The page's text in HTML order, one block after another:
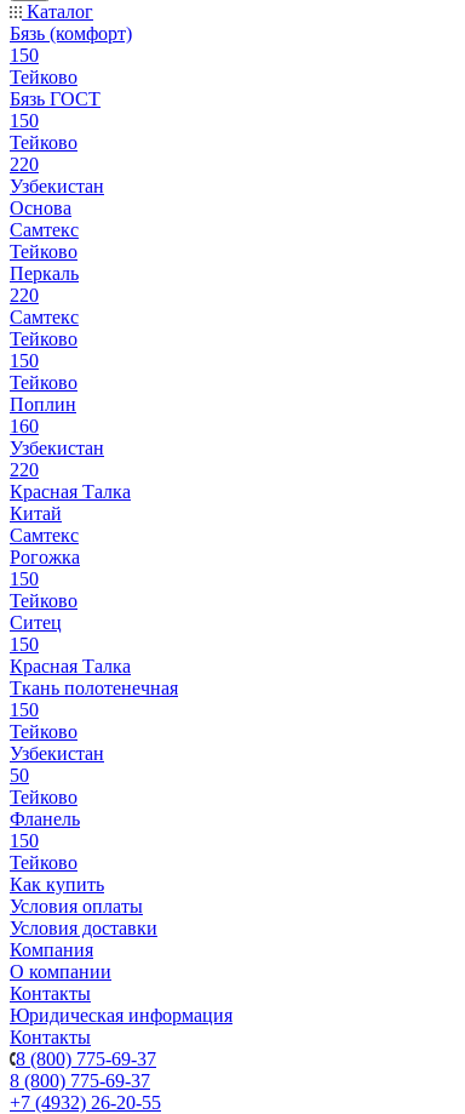
Каталог
Бязь (комфорт)
150
Тейково
Бязь ГОСТ
150
Тейково
220
Узбекистан
Основа
Самтекс
Тейково
Перкаль
220
Самтекс
Тейково
150
Тейково
Поплин
160
Узбекистан
220
Красная Талка
Китай
Самтекс
Рогожка
150
Тейково
Ситец
150
Красная Талка
Ткань полотенечная
150
Тейково
Узбекистан
50
Тейково
Фланель
150
Тейково
Как купить
Условия оплаты
Условия доставки
Компания
О компании
Контакты
Юридическая информация
Контакты
8 (800) 775-69-37
8 (800) 775-69-37
+7 (4932) 26-20-55